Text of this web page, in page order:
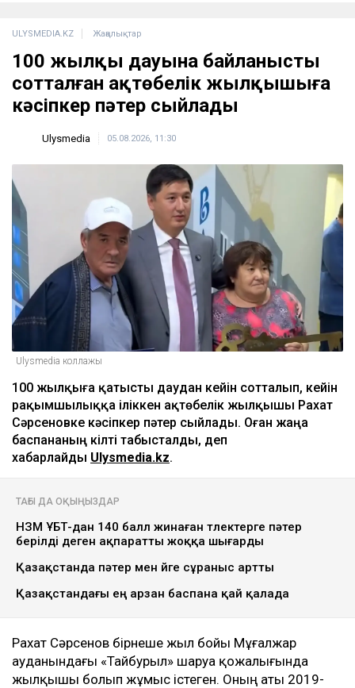
ULYSMEDIA.KZ Жаңалықтар
100 жылқы дауына байланысты
сотталған ақтөбелік жылқышыға
кәсіпкер пәтер сыйлады
Ulysmedia 05.08.2026, 11:30
Ulysmedia коллажы
100 жылқыға қатысты даудан кейін сотталып, кейін
рақымшылыққа іліккен ақтөбелік жылқышы Рахат
Сәрсеновке кәсіпкер пәтер сыйлады. Оған жаңа
баспананың кілті табысталды, деп
хабарлайды Ulysmedia.kz.
ТАҒЫ ДА ОҚЫҢЫЗДАР
НЗМ ҰБТ-дан 140 балл жинаған түлектерге пәтер
берілді деген ақпаратты жоққа шығарды
Қазақстанда пәтер мен үйге сұраныс артты
Қазақстандағы ең арзан баспана қай қалада
Рахат Сәрсенов бірнеше жыл бойы Мұғалжар
ауданындағы «Тайбурыл» шаруа қожалығында
жылқышы болып жұмыс істеген. Оның аты 2019-